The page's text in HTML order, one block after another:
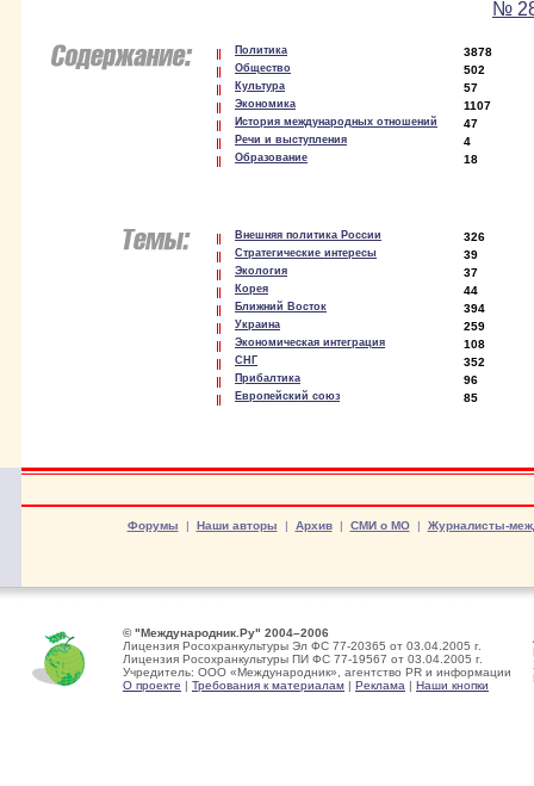
№
Политика 3878
Общество 502
Культура 57
Экономика 1107
История международных отношений 47
Речи и выступления 4
Образование 18
Внешняя политика России 326
Стратегические интересы 39
Экология 37
Корея 44
Ближний Восток 394
Украина 259
Экономическая интеграция 108
СНГ 352
Прибалтика 96
Европейский союз 85
Форумы | Наши авторы | Архив| СМИ о МО| Журналисты-
© "Международник.Ру" 2004–2006
Лицензия Росохранкультуры Эл ФС 77-20365 от 03.04.2005 г.
Лицензия Росохранкультуры ПИ ФС 77-19567 от 03.04.2005 г.
Учредитель: ООО «Международник», агентство PR и информации
О проекте | Требования к материалам | Реклама | Наши кнопки